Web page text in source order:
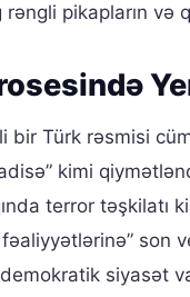
pikapların və
bir Türk rəsmisi
kimi
terror təşkilatı
son
siyasət